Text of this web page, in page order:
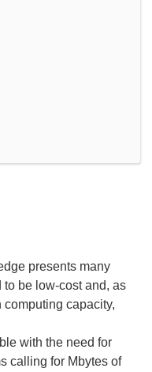
presents many
be low-cost and, as
capacity,
with the need for
calling for Mbytes of